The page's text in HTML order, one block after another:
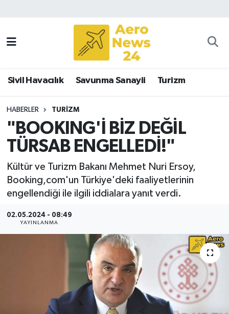
Sivil Havacılık Savunma Sanayii Turizm
HABERLER TURIZM
"BOOKING'İ BİZ DEĞİL
TÜRSAB ENGELLEDİ!"
Kültür ve Turizm Bakanı Mehmet Nuri Ersoy,
Booking,com'un Türkiye'deki faaliyetlerinin
engellendiği ile ilgili iddialara yanıt verdi.
02.05.2024 - 08:49
YAYINLANMA